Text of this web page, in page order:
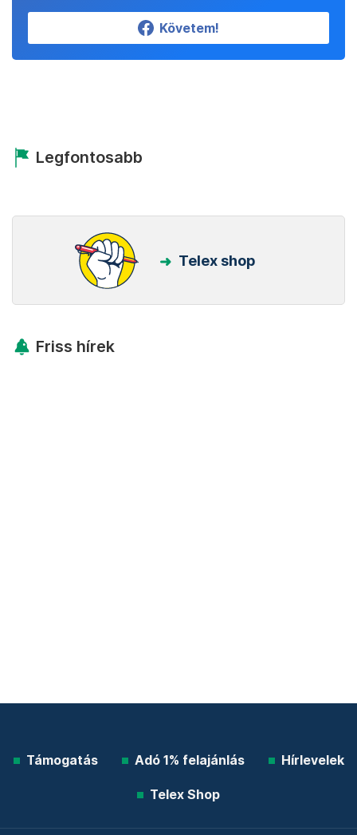
Követem!
Legfontosabb
Telex shop
Friss hírek
Támogatás Adó 1% felajánlás Hírlevelek
Telex Shop